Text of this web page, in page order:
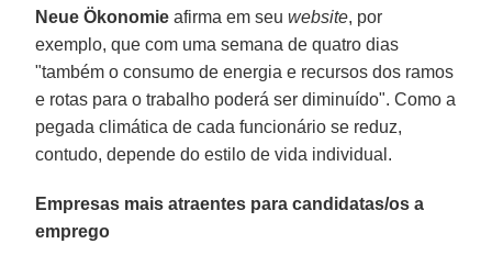
Neue Ökonomie afirma em seuwebsite, por
exemplo, que com uma semana de quatro dias
"também o consumo de energia e recursos dos ramos
e rotas para o trabalho poderá ser diminuído". Como a
pegada climática de cada funcionário se reduz,
contudo, depende do estilo de vida individual.
Empresas mais atraentes para candidatas/os a
emprego